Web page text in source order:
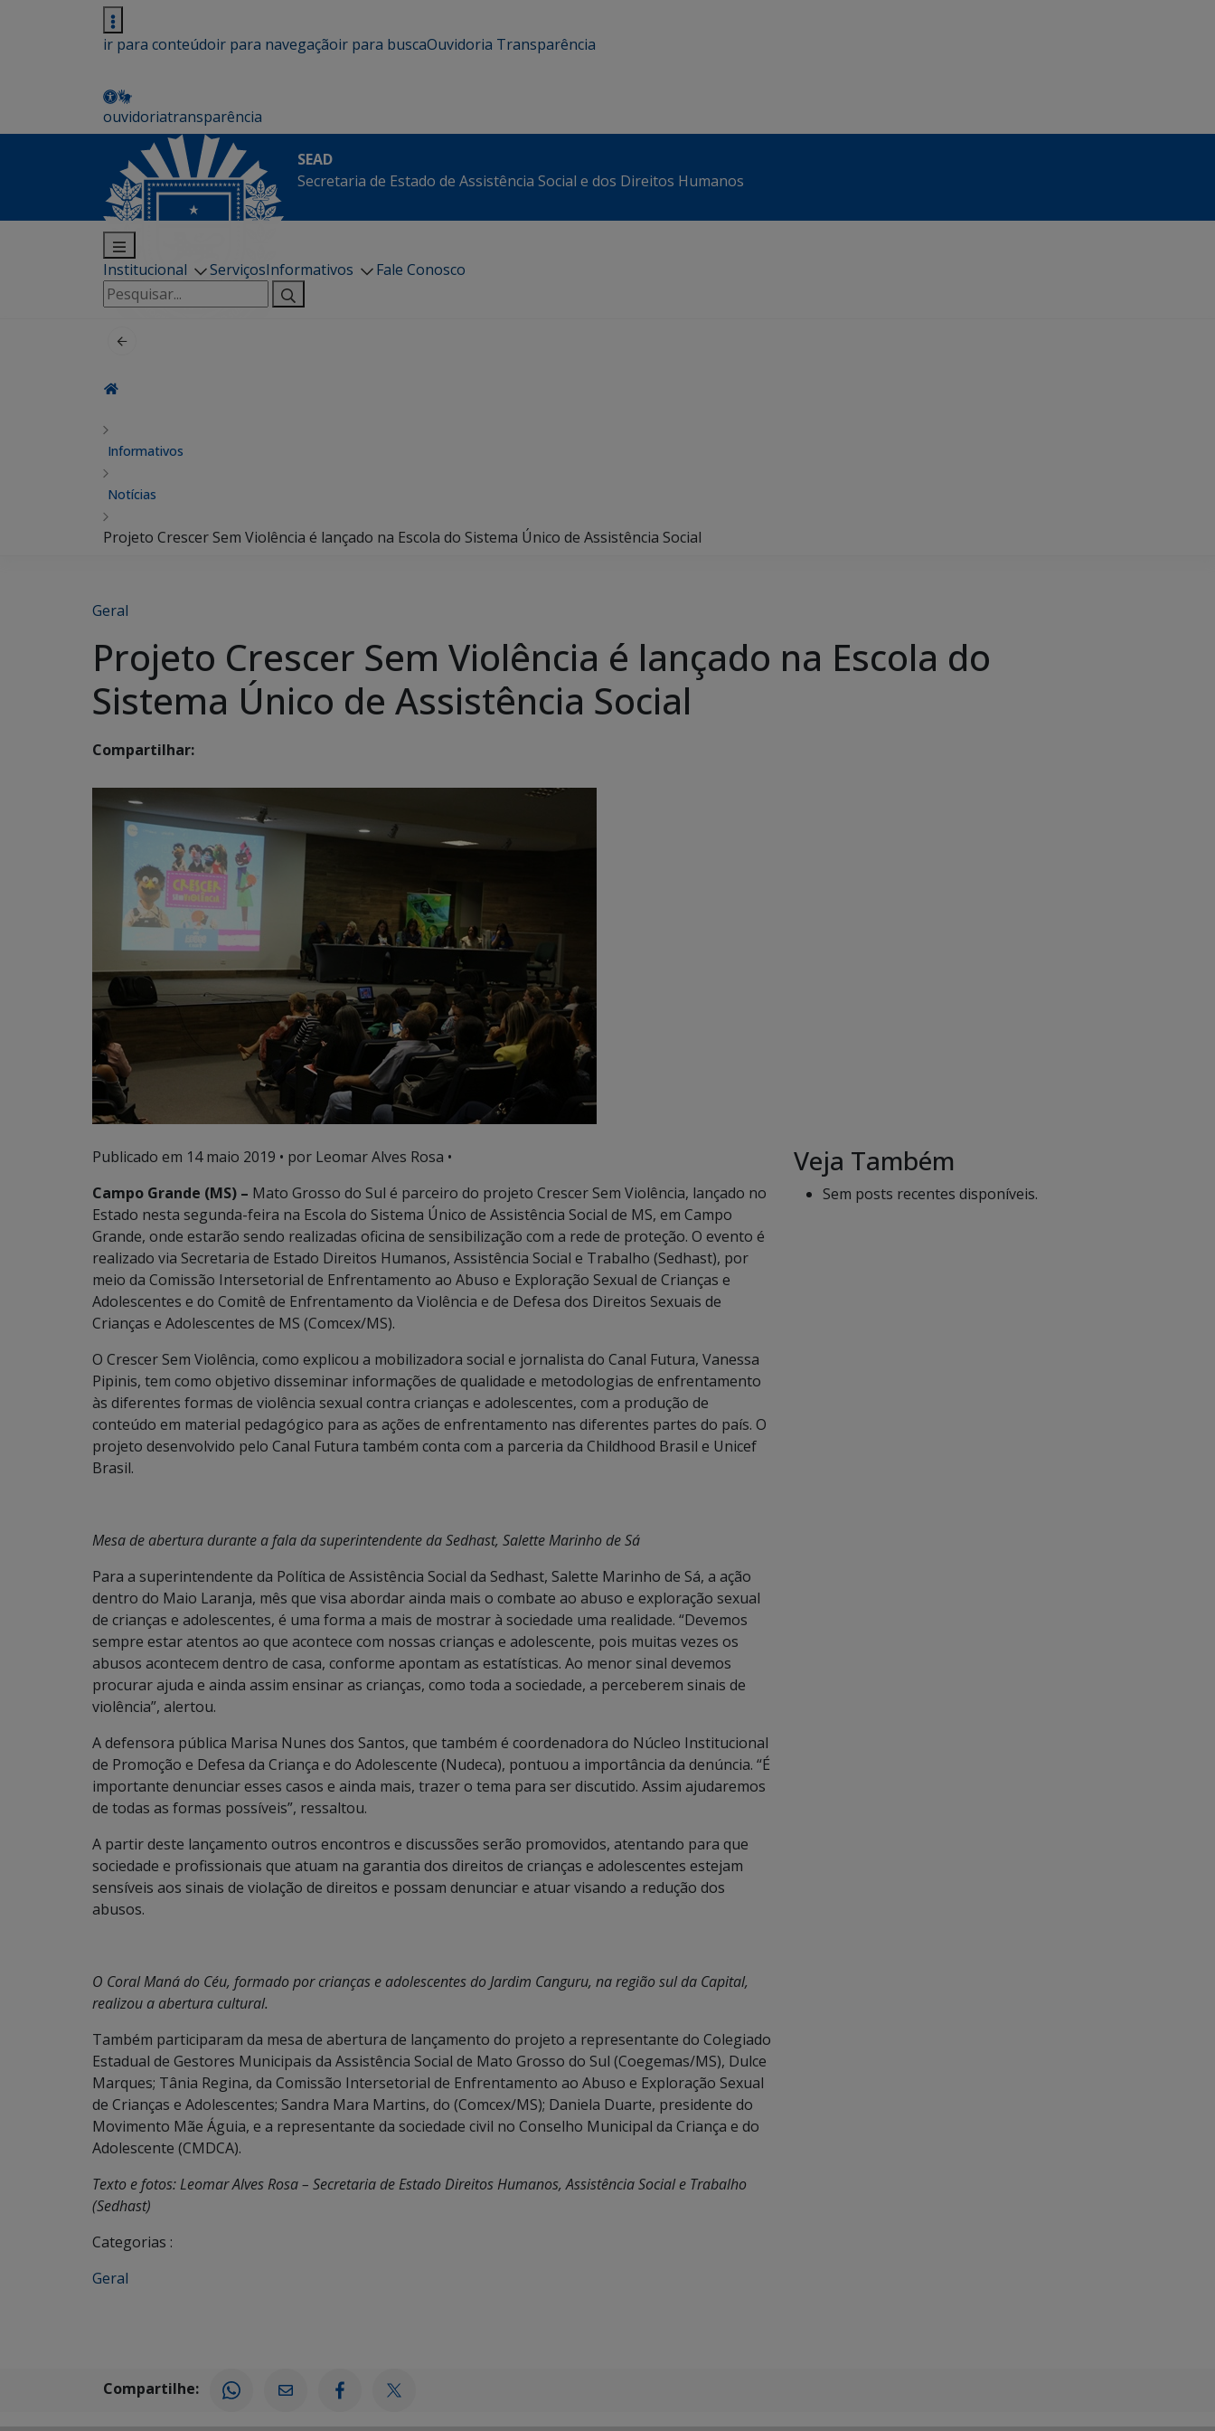
ir para conteúdoir para navegaçãoir para buscaOuvidoria Transparência
ouvidoriatransparência
SEAD
Secretaria de Estado de Assistência Social e dos Direitos Humanos
Institucional ServiçosInformativos
Fale Conosco
Pesquisar
por:
Informativos
Notícias
Projeto Crescer Sem Violência é lançado na Escola do Sistema Único de Assistência Social
Geral
Projeto Crescer Sem Violência é lançado na Escola do
Sistema Único de Assistência Social
Compartilhar:
Publicado em 14 maio 2019 • por Leomar Alves Rosa •
Campo Grande (MS) – Mato Grosso do Sul é parceiro do projeto Crescer Sem Violência, lançado no
Estado nesta segunda-feira na Escola do Sistema Único de Assistência Social de MS, em Campo
Grande, onde estarão sendo realizadas oficina de sensibilização com a rede de proteção. O evento é
realizado via Secretaria de Estado Direitos Humanos, Assistência Social e Trabalho (Sedhast), por
meio da Comissão Intersetorial de Enfrentamento ao Abuso e Exploração Sexual de Crianças e
Adolescentes e do Comitê de Enfrentamento da Violência e de Defesa dos Direitos Sexuais de
Crianças e Adolescentes de MS (Comcex/MS).
O Crescer Sem Violência, como explicou a mobilizadora social e jornalista do Canal Futura, Vanessa
Pipinis, tem como objetivo disseminar informações de qualidade e metodologias de enfrentamento
às diferentes formas de violência sexual contra crianças e adolescentes, com a produção de
conteúdo em material pedagógico para as ações de enfrentamento nas diferentes partes do país. O
projeto desenvolvido pelo Canal Futura também conta com a parceria da Childhood Brasil e Unicef
Brasil.
Mesa de abertura durante a fala da superintendente da Sedhast, Salette Marinho de Sá
Para a superintendente da Política de Assistência Social da Sedhast, Salette Marinho de Sá, a ação
dentro do Maio Laranja, mês que visa abordar ainda mais o combate ao abuso e exploração sexual
de crianças e adolescentes, é uma forma a mais de mostrar à sociedade uma realidade. “Devemos
sempre estar atentos ao que acontece com nossas crianças e adolescente, pois muitas vezes os
abusos acontecem dentro de casa, conforme apontam as estatísticas. Ao menor sinal devemos
procurar ajuda e ainda assim ensinar as crianças, como toda a sociedade, a perceberem sinais de
violência”, alertou.
A defensora pública Marisa Nunes dos Santos, que também é coordenadora do Núcleo Institucional
de Promoção e Defesa da Criança e do Adolescente (Nudeca), pontuou a importância da denúncia. “É
importante denunciar esses casos e ainda mais, trazer o tema para ser discutido. Assim ajudaremos
de todas as formas possíveis”, ressaltou.
A partir deste lançamento outros encontros e discussões serão promovidos, atentando para que
sociedade e profissionais que atuam na garantia dos direitos de crianças e adolescentes estejam
sensíveis aos sinais de violação de direitos e possam denunciar e atuar visando a redução dos
abusos.
O Coral Maná do Céu, formado por crianças e adolescentes do Jardim Canguru, na região sul da Capital,
realizou a abertura cultural.
Também participaram da mesa de abertura de lançamento do projeto a representante do Colegiado
Estadual de Gestores Municipais da Assistência Social de Mato Grosso do Sul (Coegemas/MS), Dulce
Marques; Tânia Regina, da Comissão Intersetorial de Enfrentamento ao Abuso e Exploração Sexual
de Crianças e Adolescentes; Sandra Mara Martins, do (Comcex/MS); Daniela Duarte, presidente do
Movimento Mãe Águia, e a representante da sociedade civil no Conselho Municipal da Criança e do
Adolescente (CMDCA).
Texto e fotos: Leomar Alves Rosa – Secretaria de Estado Direitos Humanos, Assistência Social e Trabalho
(Sedhast)
Categorias :
Geral
Veja Também
Sem posts recentes disponíveis.
Compartilhe: